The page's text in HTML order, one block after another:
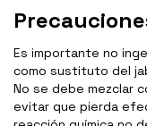
Es importante no
como sustituto del
No se debe mezclar
evitar que pierda